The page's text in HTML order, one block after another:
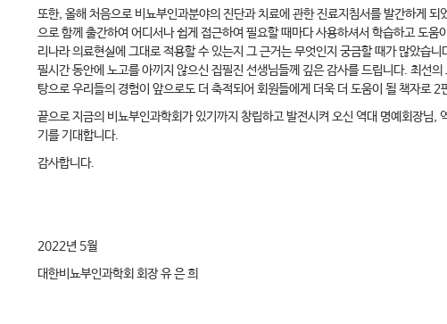
또한, 올해 처음으로 비뇨부인과분야의 진단과 치료에 관한 진료지침서를 발간하게
으로 함께 출간하여 어디서나 쉽게 접근하여 필요할 때마다 사용하셔서 학습하고 도
리나라 의료현실에 그대로 적용할 수 있는지 그 근거는 무엇인지 궁금할 때가 많았습
필시간 동안에 노고를 아끼지 않으신 집필진 선생님들께 깊은 감사를 드립니다. 최선
탕으로 우리들의 경험이 앞으로도 더 축적되어 회원들에게 더욱 더 도움이 될 책자로
끝으로 지금의 비뇨부인과학회가 있기까지 창립하고 발전시켜 오신 역대 명예회장님
기를 기대합니다.
감사합니다.
2022년 5월
대한비뇨부인과학회 회장 유 은 희